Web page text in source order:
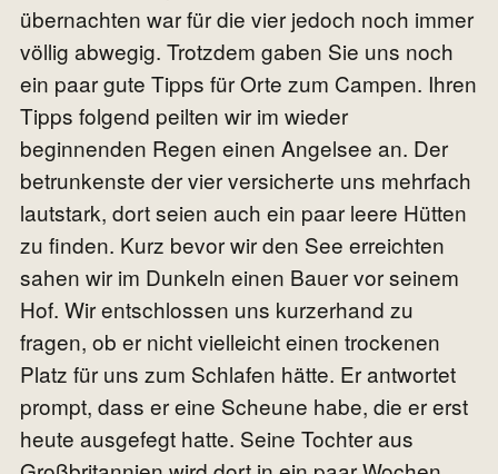
übernachten war für die vier jedoch noch immer
völlig abwegig. Trotzdem gaben Sie uns noch
ein paar gute Tipps für Orte zum Campen. Ihren
Tipps folgend peilten wir im wieder
beginnenden Regen einen Angelsee an. Der
betrunkenste der vier versicherte uns mehrfach
lautstark, dort seien auch ein paar leere Hütten
zu finden. Kurz bevor wir den See erreichten
sahen wir im Dunkeln einen Bauer vor seinem
Hof. Wir entschlossen uns kurzerhand zu
fragen, ob er nicht vielleicht einen trockenen
Platz für uns zum Schlafen hätte. Er antwortet
prompt, dass er eine Scheune habe, die er erst
heute ausgefegt hatte. Seine Tochter aus